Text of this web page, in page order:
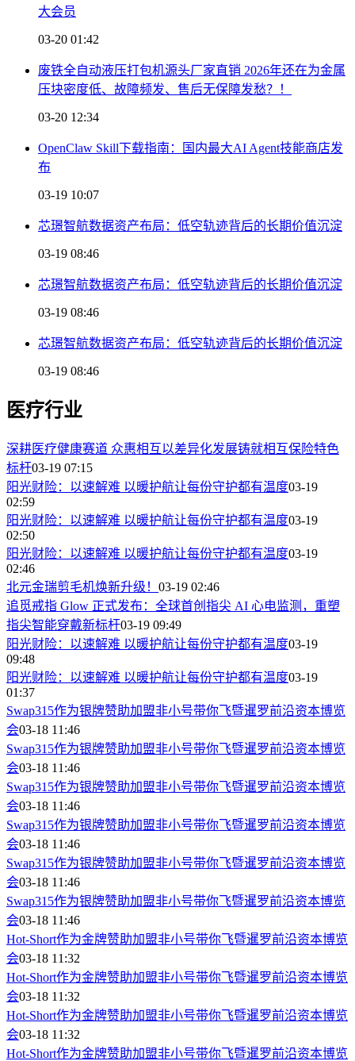
大会员
03-20 01:42
废铁全自动液压打包机源头厂家直销 2026年还在为金属
压块密度低、故障频发、售后无保障发愁？！
03-20 12:34
OpenClaw Skill下载指南：国内最大AI Agent技能商店发
布
03-19 10:07
芯璟智航数据资产布局：低空轨迹背后的长期价值沉淀
03-19 08:46
芯璟智航数据资产布局：低空轨迹背后的长期价值沉淀
03-19 08:46
芯璟智航数据资产布局：低空轨迹背后的长期价值沉淀
03-19 08:46
医疗行业
深耕医疗健康赛道 众惠相互以差异化发展铸就相互保险特色
标杆03-19 07:15
阳光财险：以速解难 以暖护航让每份守护都有温度03-19
02:59
阳光财险：以速解难 以暖护航让每份守护都有温度03-19
02:50
阳光财险：以速解难 以暖护航让每份守护都有温度03-19
02:46
北元金瑞剪毛机焕新升级！ 03-19 02:46
追觅戒指 Glow 正式发布：全球首创指尖 AI 心电监测，重塑
指尖智能穿戴新标杆03-19 09:49
阳光财险：以速解难 以暖护航让每份守护都有温度03-19
09:48
阳光财险：以速解难 以暖护航让每份守护都有温度03-19
01:37
Swap315作为银牌赞助加盟非小号带你飞暨暹罗前沿资本博览
会03-18 11:46
Swap315作为银牌赞助加盟非小号带你飞暨暹罗前沿资本博览
会03-18 11:46
Swap315作为银牌赞助加盟非小号带你飞暨暹罗前沿资本博览
会03-18 11:46
Swap315作为银牌赞助加盟非小号带你飞暨暹罗前沿资本博览
会03-18 11:46
Swap315作为银牌赞助加盟非小号带你飞暨暹罗前沿资本博览
会03-18 11:46
Swap315作为银牌赞助加盟非小号带你飞暨暹罗前沿资本博览
会03-18 11:46
Hot-Short作为金牌赞助加盟非小号带你飞暨暹罗前沿资本博览
会03-18 11:32
Hot-Short作为金牌赞助加盟非小号带你飞暨暹罗前沿资本博览
会03-18 11:32
Hot-Short作为金牌赞助加盟非小号带你飞暨暹罗前沿资本博览
会03-18 11:32
Hot-Short作为金牌赞助加盟非小号带你飞暨暹罗前沿资本博览